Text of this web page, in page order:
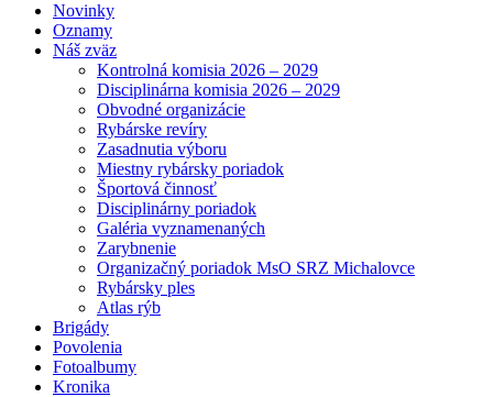
Novinky
Oznamy
Náš zväz
Kontrolná komisia 2026 – 2029
Disciplinárna komisia 2026 – 2029
Obvodné organizácie
Rybárske revíry
Zasadnutia výboru
Miestny rybársky poriadok
Športová činnosť
Disciplinárny poriadok
Galéria vyznamenaných
Zarybnenie
Organizačný poriadok MsO SRZ Michalovce
Rybársky ples
Atlas rýb
Brigády
Povolenia
Fotoalbumy
Kronika